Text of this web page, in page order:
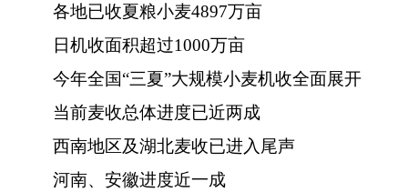
各地已收夏粮小麦4897万亩
日机收面积超过1000万亩
今年全国“三夏”大规模小麦机收全面展开
当前麦收总体进度已近两成
西南地区及湖北麦收已进入尾声
河南、安徽进度近一成